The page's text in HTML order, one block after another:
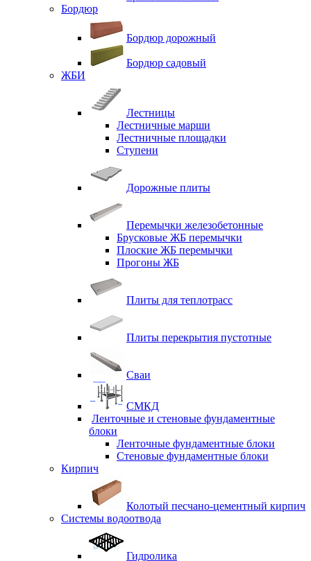
Бордюр
Бордюр дорожный
Бордюр садовый
ЖБИ
Лестницы
Лестничные марши
Лестничные площадки
Ступени
Дорожные плиты
Перемычки железобетонные
Брусковые ЖБ перемычки
Плоские ЖБ перемычки
Прогоны ЖБ
Плиты для теплотрасс
Плиты перекрытия пустотные
Сваи
СМКД
Ленточные и стеновые фундаментные
блоки
Ленточные фундаментные блоки
Стеновые фундаментные блоки
Кирпич
Колотый песчано-цементный кирпич
Системы водоотвода
Гидролика